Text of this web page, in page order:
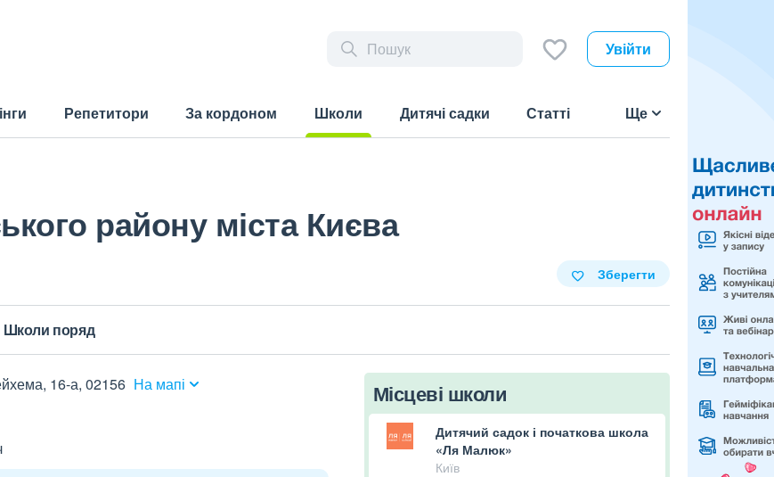
Увійти
Репетитори За кордоном
Школи
Дитячі садки Статті Ще
району міста Києва
Зберегти
Школи поряд
16-а, 02156 На мапі
Місцеві школи
Дитячий садок і початкова школа
«Ля Малюк»
Київ